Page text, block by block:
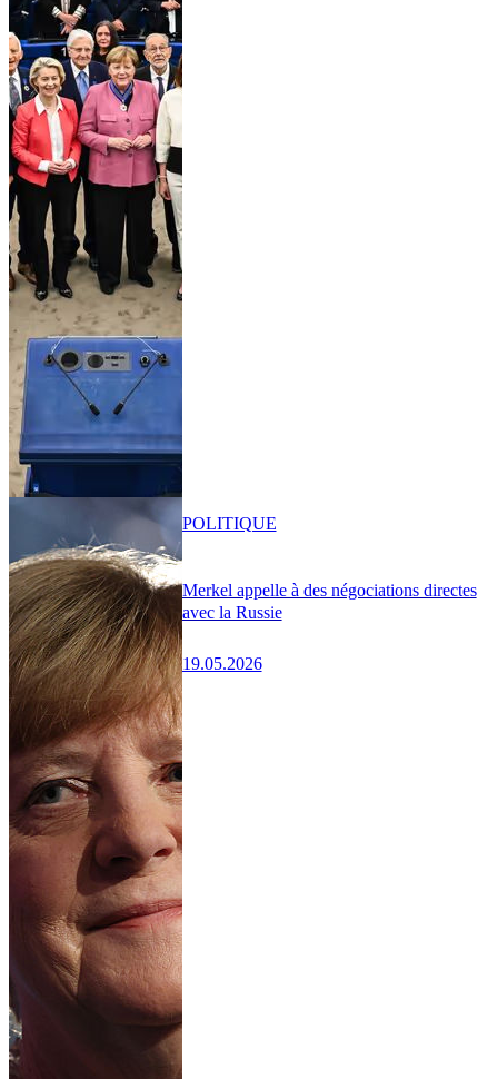
Merkel appelle à des négociations directes
avec la Russie
19.05.2026
POLITIQUE